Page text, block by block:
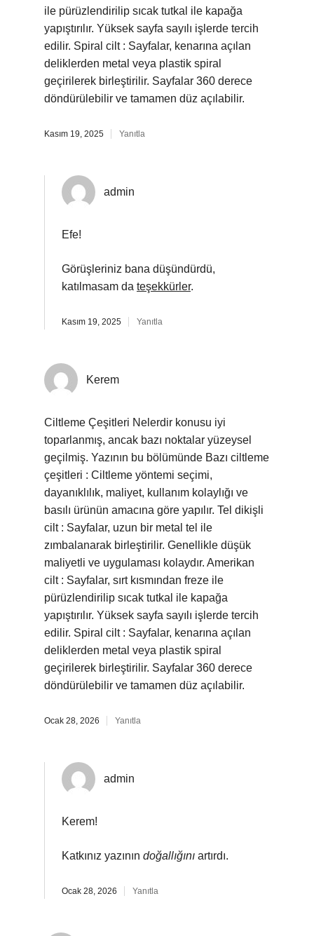
ile pürüzlendirilip sıcak tutkal ile kapağa
yapıştırılır. Yüksek sayfa sayılı işlerde tercih
edilir. Spiral cilt : Sayfalar, kenarına açılan
deliklerden metal veya plastik spiral
geçirilerek birleştirilir. Sayfalar 360 derece
döndürülebilir ve tamamen düz açılabilir.
Kasım 19, 2025 Yanıtla
admin
Efe!
Görüşleriniz bana düşündürdü,
katılmasam da teşekkürler.
Kasım 19, 2025 Yanıtla
Kerem
Ciltleme Çeşitleri Nelerdir konusu iyi
toparlanmış, ancak bazı noktalar yüzeysel
geçilmiş. Yazının bu bölümünde Bazı ciltleme
çeşitleri : Ciltleme yöntemi seçimi,
dayanıklılık, maliyet, kullanım kolaylığı ve
basılı ürünün amacına göre yapılır. Tel dikişli
cilt : Sayfalar, uzun bir metal tel ile
zımbalanarak birleştirilir. Genellikle düşük
maliyetli ve uygulaması kolaydır. Amerikan
cilt : Sayfalar, sırt kısmından freze ile
pürüzlendirilip sıcak tutkal ile kapağa
yapıştırılır. Yüksek sayfa sayılı işlerde tercih
edilir. Spiral cilt : Sayfalar, kenarına açılan
deliklerden metal veya plastik spiral
geçirilerek birleştirilir. Sayfalar 360 derece
döndürülebilir ve tamamen düz açılabilir.
Ocak 28, 2026 Yanıtla
admin
Kerem!
Katkınız yazının doğallığını artırdı.
Ocak 28, 2026 Yanıtla